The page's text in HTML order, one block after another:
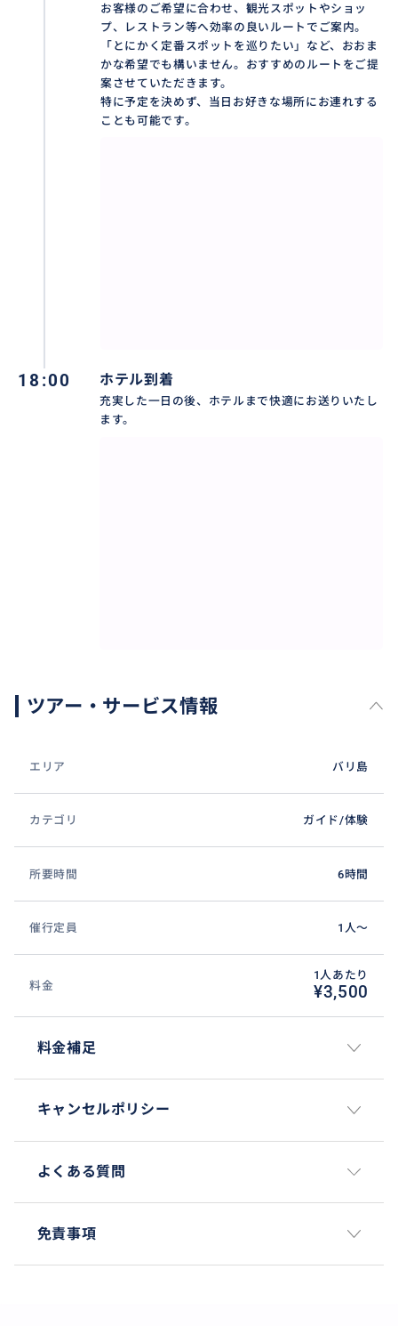
に移動。観光地はもちろん、少し奥まった隠れた名店
や絶景スポットなど、自分だけのオリジナルルートを
設定可能。急な予定変更もドライバーが柔軟に対応し
お客様のご希望に合わせ、観光スポットやショッ
プ、レストラン等へ効率の良いルートでご案内。
「とにかく定番スポットを巡りたい」など、おおま
かな希望でも構いません。おすすめのルートをご提
案させていただきます。
特に予定を決めず、当日お好きな場所にお連れする
ことも可能です。
18:00 ホテル到着
充実した一日の後、ホテルまで快適にお送りいたし
ます。
ツアー・サービス情報
エリア バリ島
カテゴリ ガイド/体験
所要時間 6時間
催行定員 1人〜
料金
1人あたり
¥3,500
料金補足
キャンセルポリシー
よくある質問
免責事項